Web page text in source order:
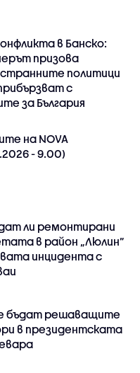
в Банско:
призова
политици
с
за България
на NOVA
- 9.00)
ли ремонтирани
в район „Люлин”
инцидента с
бъдат решаващите
в президентската